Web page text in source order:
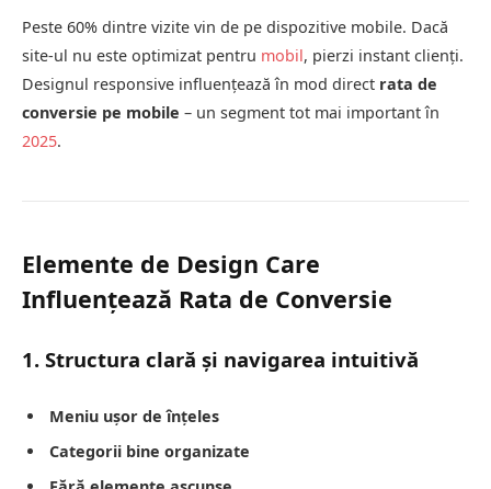
Peste 60% dintre vizite vin de pe dispozitive mobile. Dacă
site-ul nu este optimizat pentru mobil, pierzi instant clienți.
Designul responsive influențează în mod direct rata de
conversie pe mobile – un segment tot mai important în
2025.
Elemente de Design Care
Influențează Rata de Conversie
1. Structura clară și navigarea intuitivă
Meniu ușor de înțeles
Categorii bine organizate